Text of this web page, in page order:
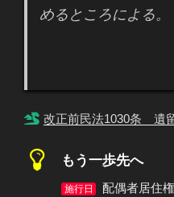
めるところによる。
改正前民法1030条 遺
もう一歩先へ
施行日 配偶者居住